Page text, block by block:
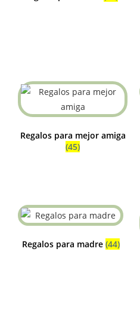
Regalos para mejor amiga
(45)
Regalos para madre (44)